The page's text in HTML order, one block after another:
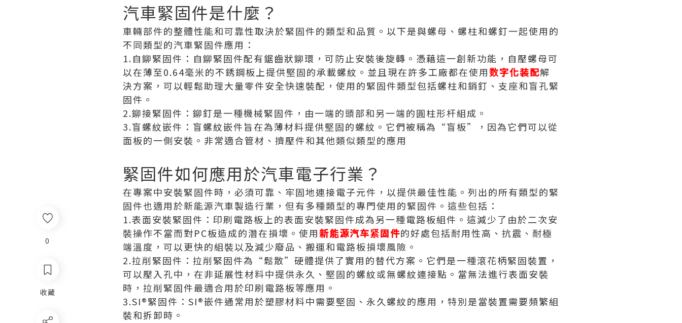
0
收藏
汽車緊固件是什麼？
車輛部件的整體性能和可靠性取決於緊固件的類型和品質。以下是與螺母、螺柱和螺釘一起使用的
不同類型的汽車緊固件應用：
1.自鉚緊固件：自鉚緊固件配有鋸齒狀鉚環，可防止安裝後旋轉。憑藉這一創新功能，自壓螺母可
以在薄至0.64毫米的不銹鋼板上提供堅固的承載螺紋。並且現在許多工廠都在使用数字化装配解
決方案，可以輕鬆助理大量零件安全快速裝配，使用的緊固件類型包括螺柱和銷釘、支座和盲孔緊
固件。
2.鉚接緊固件：鉚釘是一種機械緊固件，由一端的頭部和另一端的圓柱形杆組成。
3.盲螺紋嵌件：盲螺紋嵌件旨在為薄材料提供堅固的螺紋。它們被稱為“盲板”，因為它們可以從
面板的一側安裝。非常適合管材、擠壓件和其他類似類型的應用
緊固件如何應用於汽車電子行業？
在專案中安裝緊固件時，必須可靠、牢固地連接電子元件，以提供最佳性能。列出的所有類型的緊
固件也適用於新能源汽車製造行業，但有多種類型的專門使用的緊固件。這些包括：
1.表面安裝緊固件：印刷電路板上的表面安裝緊固件成為另一種電路板組件。這減少了由於二次安
裝操作不當而對PC板造成的潛在損壞。使用新能源汽车紧固件的好處包括耐用性高、抗震、耐極
端溫度，可以更快的組裝以及減少廢品、搬運和電路板損壞風險。
2.拉削緊固件：拉削緊固件為“鬆散”硬體提供了實用的替代方案。它們是一種滾花柄緊固裝置，
可以壓入孔中，在非延展性材料中提供永久、堅固的螺紋或無螺紋連接點。當無法進行表面安裝
時，拉削緊固件最適合用於印刷電路板等應用。
3.SI®緊固件：SI®嵌件通常用於塑膠材料中需要堅固、永久螺紋的應用，特別是當裝置需要頻繁組
裝和拆卸時。